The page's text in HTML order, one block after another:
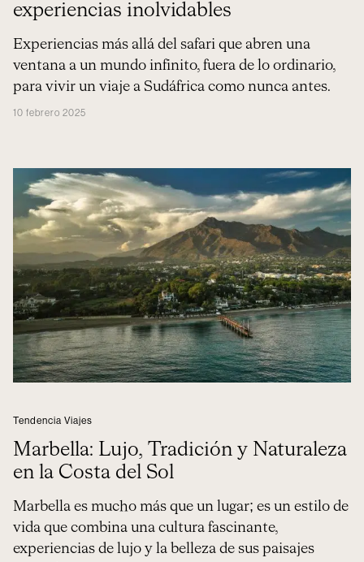
experiencias inolvidables
Experiencias más allá del safari que abren una
ventana a un mundo infinito, fuera de lo ordinario,
para vivir un viaje a Sudáfrica como nunca antes.
10 febrero 2025
Tendencia Viajes
Marbella: Lujo, Tradición y Naturaleza
en la Costa del Sol
Marbella es mucho más que un lugar; es un estilo de
vida que combina una cultura fascinante,
experiencias de lujo y la belleza de sus paisajes